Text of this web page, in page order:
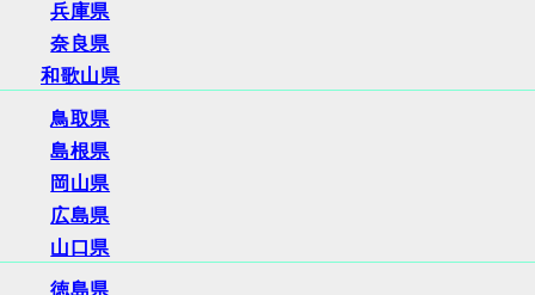
兵庫県
奈良県
和歌山県
鳥取県
島根県
岡山県
広島県
山口県
徳島県